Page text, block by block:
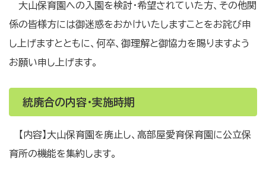
大山保育園への入園を検討・希望されていた方、その他関
係の皆様方には御迷惑をおかけいたしますことをお詫び申
し上げますとともに、何卒、御理解と御協力を賜りますよう
お願い申し上げます。
統廃合の内容・実施時期
【内容】大山保育園を廃止し、高部屋愛育保育園に公立保
育所の機能を集約します。